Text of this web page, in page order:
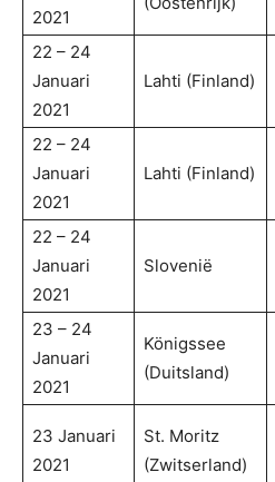
2021
22 – 24
Januari
2021
Lahti (Finland)
22 – 24
Januari
2021
Lahti (Finland)
22 – 24
Januari
2021
Slovenië
23 – 24
Januari
2021
Königssee
(Duitsland)
23 Januari
2021
St. Moritz
(Zwitserland)